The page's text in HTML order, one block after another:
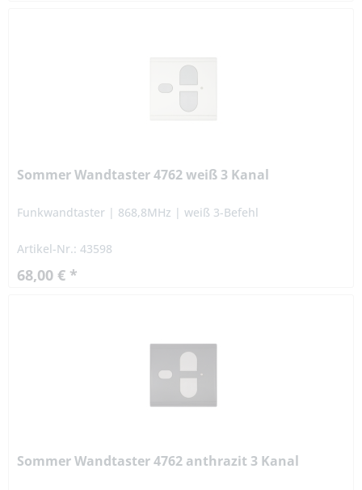
Sommer Wandtaster 4762 weiß 3 Kanal
Funkwandtaster | 868,8MHz | weiß 3-Befehl
Artikel-Nr.: 43598
68,00 € *
Sommer Wandtaster 4762 anthrazit 3 Kanal